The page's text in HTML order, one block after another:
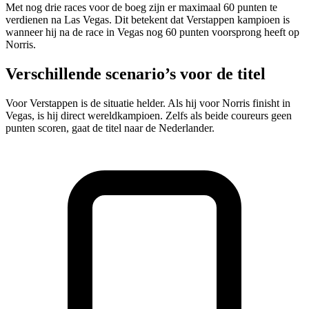
Met nog drie races voor de boeg zijn er maximaal 60 punten te
verdienen na Las Vegas. Dit betekent dat Verstappen kampioen is
wanneer hij na de race in Vegas nog 60 punten voorsprong heeft op
Norris.
Verschillende scenario’s voor de titel
Voor Verstappen is de situatie helder. Als hij voor Norris finisht in
Vegas, is hij direct wereldkampioen. Zelfs als beide coureurs geen
punten scoren, gaat de titel naar de Nederlander.